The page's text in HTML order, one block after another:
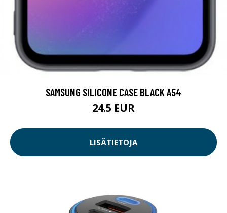
SAMSUNG SILICONE CASE BLACK A54
24.5 EUR
LISÄTIETOJA